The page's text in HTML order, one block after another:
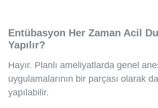
Entübasyon Her Zaman Acil
Yapılır?
Hayır. Planlı ameliyatlarda genel
uygulamalarının bir parçası olarak
yapılabilir.